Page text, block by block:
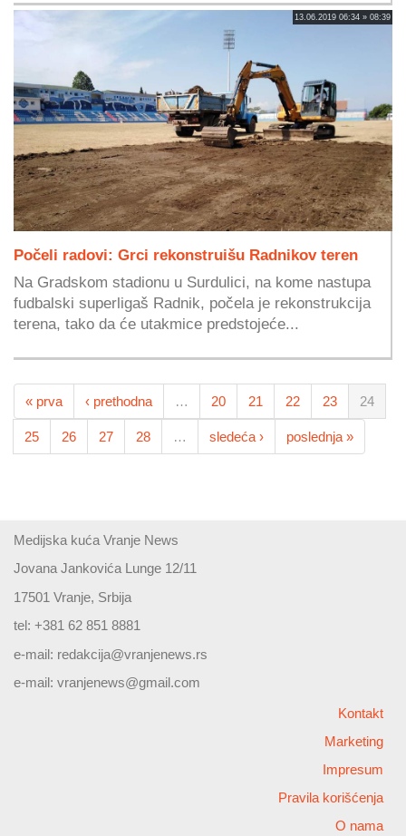
13.06.2019 06:34 » 08:39
Počeli radovi: Grci rekonstruišu Radnikov teren
Na Gradskom stadionu u Surdulici, na kome nastupa
fudbalski superligaš Radnik, počela je rekonstrukcija
terena, tako da će utakmice predstojeće...
« prva ‹ prethodna … 20 21 22 23 24
25 26 27 28 … sledeća › poslednja »
Medijska kuća Vranje News
Jovana Jankovića Lunge 12/11
17501 Vranje, Srbija
tel: +381 62 851 8881
e-mail: redakcija@vranjenews.rs
e-mail: vranjenews@gmail.com
Kontakt
Marketing
Impresum
Pravila korišćenja
O nama